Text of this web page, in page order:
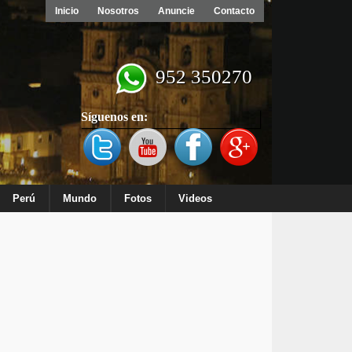
Inicio Nosotros Anuncie Contacto
952 350270
Síguenos en:
Perú Mundo Fotos Videos